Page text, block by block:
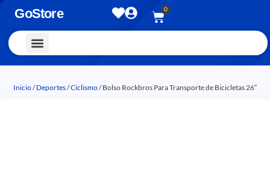
GoStore 0
Inicio/Deportes/Ciclismo/ Bolso Rockbros Para Transporte de Bicicletas 26″